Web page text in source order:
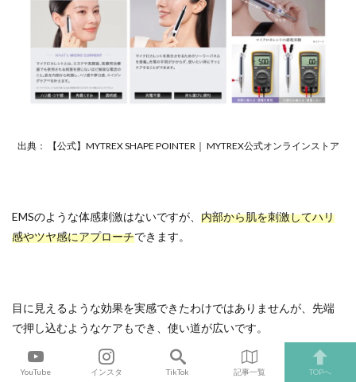
出典： 【公式】MYTREX SHAPE POINTER｜ MYTREX公式オンラインストア
EMSのような体感刺激はないですが、 内部から肌を刺激してハリ
感やツヤ感にアプローチできます。
目に見えるような効果を実感できたわけではありませんが、先端
で押し込むようなケアもでき、使い道が広いです。
YouTube インスタ TikTok 記事一覧 TOPへ